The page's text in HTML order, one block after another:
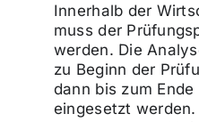
Innerhalb der
muss der
werden. Die
zu Beginn der
dann bis zum
eingesetzt